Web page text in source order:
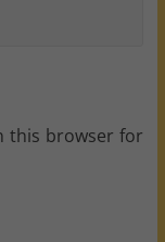
this browser for